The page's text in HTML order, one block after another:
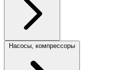
Насосы, компрессоры